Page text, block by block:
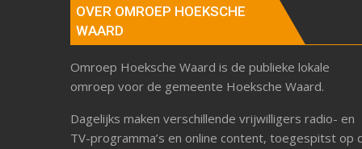
OVER OMROEP HOEKSCHE
WAARD
Omroep Hoeksche Waard is de publieke lokale
omroep voor de gemeente Hoeksche Waard.
Dagelijks maken verschillende vrijwilligers radio- en
TV-programma’s en online content, toegespitst op